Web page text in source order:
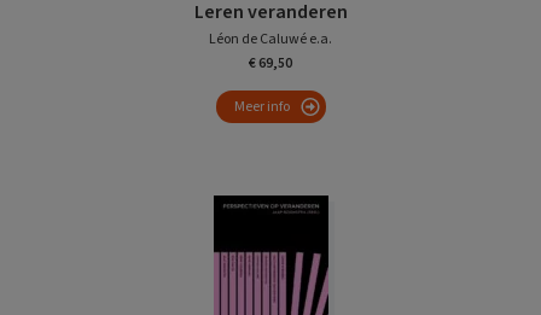
Leren veranderen
Léon de Caluwé e.a.
€ 69,50
Meer info